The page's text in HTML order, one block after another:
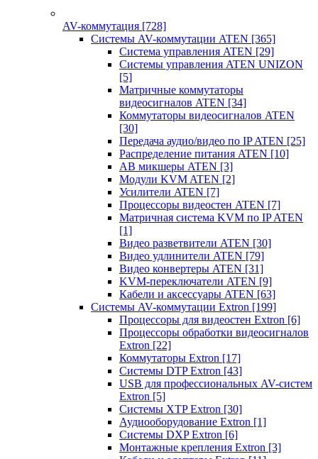
AV-коммутация [728]
Системы AV-коммутации ATEN [365]
Система управления ATEN [29]
Системы управления ATEN UNIZON
[5]
Матричные коммутаторы
видеосигналов ATEN [34]
Коммутаторы видеосигналов ATEN
[30]
Передача аудио/видео по IP ATEN [25]
Распределение питания ATEN [10]
АВ микшеры ATEN [3]
Модули KVM ATEN [2]
Усилители ATEN [7]
Процессоры видеостен ATEN [7]
Матричная система KVM по IP ATEN
[1]
Видео разветвители ATEN [30]
Видео удлинители ATEN [79]
Видео конвертеры ATEN [31]
KVM-переключатели ATEN [9]
Кабели и аксессуары ATEN [63]
Системы AV-коммутации Extron [199]
Процессоры для видеостен Extron [6]
Процессоры обработки видеосигналов
Extron [22]
Коммутаторы Extron [17]
Системы DTP Extron [43]
USB для профессиональных AV-систем
Extron [5]
Системы XTP Extron [30]
Аудиооборудование Extron [1]
Системы DXP Extron [6]
Монтажные крепления Extron [3]